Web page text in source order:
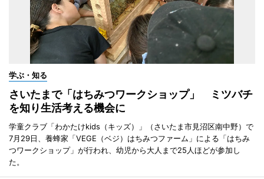
学ぶ・知る
さいたまで「はちみつワークショップ」 ミツバチ
を知り生活考える機会に
学童クラブ「わかたけkids（キッズ）」（さいたま市見沼区南中野）で
7月29日、養蜂家「VEGE（ベジ）はちみつファーム」による「はちみ
つワークショップ」が行われ、幼児から大人まで25人ほどが参加し
た。